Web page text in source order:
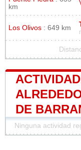
km
Los Olivos : 649 km
DE
Ninguna actividad